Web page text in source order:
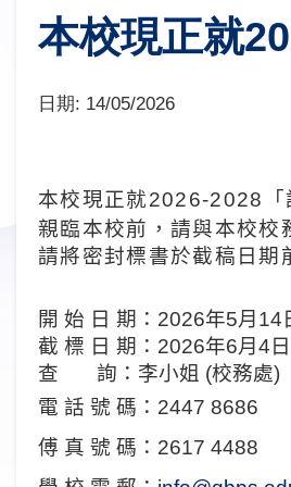
本校現正就
日期: 14/05/2026
本校現正就2026-2028 「
親臨本校前，請與本校校
請將密封標書於截稿日期
開 始 日 期： 2026年5月 14
截 標 日 期： 2026年6月 4 日
查
詢：李小姐 (校務處)
電 話 號 碼： 2447 8686
傅 真 號 碼： 2617 4488